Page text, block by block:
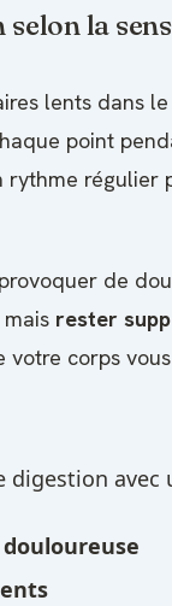
selon la
lents dans
point
rythme régulier
de
rester
votre corps
digestion avec